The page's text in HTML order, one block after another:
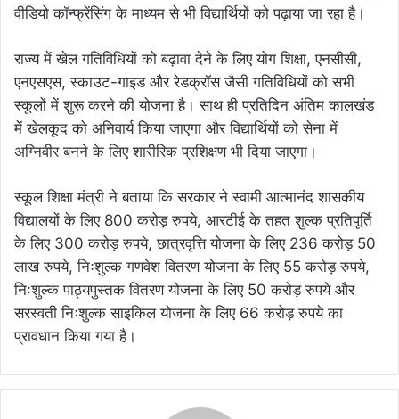
वीडियो कॉन्फ्रेंसिंग के माध्यम से भी विद्यार्थियों को पढ़ाया जा रहा है।
राज्य में खेल गतिविधियों को बढ़ावा देने के लिए योग शिक्षा, एनसीसी,
एनएसएस, स्काउट-गाइड और रेडक्रॉस जैसी गतिविधियों को सभी
स्कूलों में शुरू करने की योजना है। साथ ही प्रतिदिन अंतिम कालखंड
में खेलकूद को अनिवार्य किया जाएगा और विद्यार्थियों को सेना में
अग्निवीर बनने के लिए शारीरिक प्रशिक्षण भी दिया जाएगा।
स्कूल शिक्षा मंत्री ने बताया कि सरकार ने स्वामी आत्मानंद शासकीय
विद्यालयों के लिए 800 करोड़ रुपये, आरटीई के तहत शुल्क प्रतिपूर्ति
के लिए 300 करोड़ रुपये, छात्रवृत्ति योजना के लिए 236 करोड़ 50
लाख रुपये, निःशुल्क गणवेश वितरण योजना के लिए 55 करोड़ रुपये,
निःशुल्क पाठ्यपुस्तक वितरण योजना के लिए 50 करोड़ रुपये और
सरस्वती निःशुल्क साइकिल योजना के लिए 66 करोड़ रुपये का
प्रावधान किया गया है।